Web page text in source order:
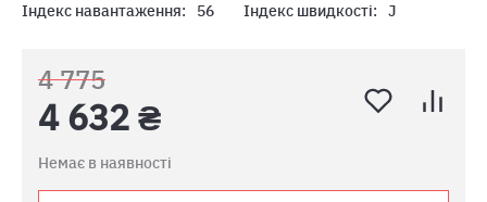
Індекс навантаження:
56 Індекс швидкості: J
4 775
4 632 ₴
Немає в наявності